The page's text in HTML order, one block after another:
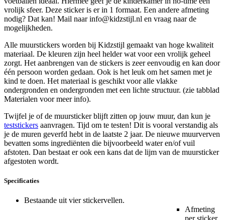
vrolijk sfeer. Deze sticker is er in 1 formaat. Een andere afmeting
nodig? Dat kan! Mail naar info@kidzstijl.nl en vraag naar de
mogelijkheden.
Alle muurstickers worden bij Kidzstijl gemaakt van hoge kwaliteit
materiaal. De kleuren zijn heel helder wat voor een vrolijk geheel
zorgt. Het aanbrengen van de stickers is zeer eenvoudig en kan door
één persoon worden gedaan. Ook is het leuk om het samen met je
kind te doen. Het materiaal is geschikt voor alle vlakke
ondergronden en ondergronden met een lichte structuur. (zie tabblad
Materialen voor meer info).
Twijfel je of de muursticker blijft zitten op jouw muur, dan kun je
teststickers aanvragen. Tijd om te testen! Dit is vooral verstandig als
je de muren geverfd hebt in de laatste 2 jaar. De nieuwe muurverven
bevatten soms ingrediënten die bijvoorbeeld water en/of vuil
afstoten. Dan bestaat er ook een kans dat de lijm van de muursticker
afgestoten wordt.
Specificaties
Bestaande uit vier stickervellen.
Afmeting